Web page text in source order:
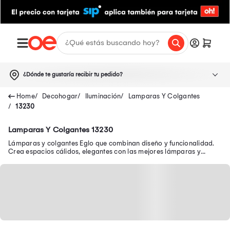
¿Dónde te gustaría recibir tu pedido?
Decohogar Iluminación
Lamparas Y Colgantes
13230
Lamparas Y Colgantes 13230
Lámparas y colgantes Eglo que combinan diseño y funcionalidad.
Crea espacios cálidos, elegantes con las mejores lámparas y